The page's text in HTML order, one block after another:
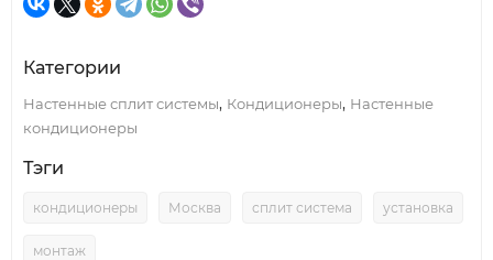
Категории
Настенные сплит системы, Кондиционеры, Настенные
кондиционеры
Тэги
кондиционеры Москва сплит система установка
монтаж